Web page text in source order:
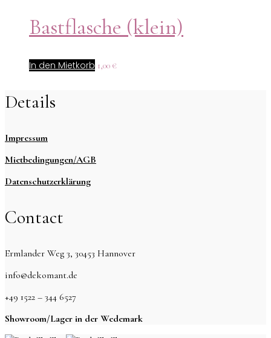
Bastflasche (klein)
In den Mietkorb 1,00 €
Details
Impressum
Mietbedingungen/AGB
Datenschutzerklärung
Contact
Ermlander Weg 3, 30453 Hannover
info@dekomant.de
+49 1522 – 344 6527
Showroom/Lager in der Wedemark